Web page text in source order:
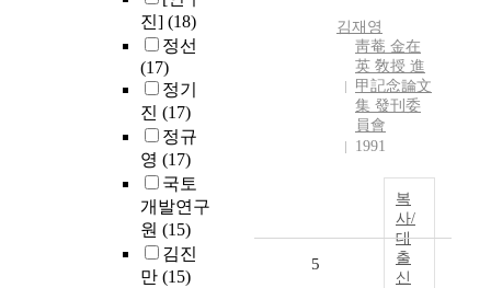
진] (18)
정선
(17)
정기
진 (17)
정규
영 (17)
국토
개발연구
원 (15)
김진
만 (15)
김재영
靑菴 金在
英 敎授 進
甲記念論文
集 發刊委
員會
1991
복
사/
대
출
신
5